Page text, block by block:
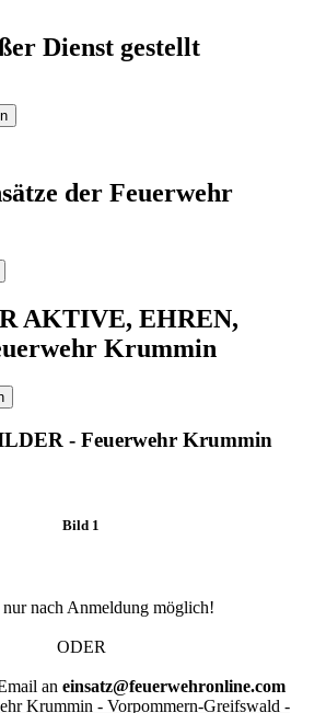
Dienst gestellt
der Feuerwehr
AKTIVE, EHREN,
Krummin
- Feuerwehr Krummin
Bild 1
nach Anmeldung möglich!
ODER
an einsatz@feuerwehronline.com
Krummin - Vorpommern-Greifswald -